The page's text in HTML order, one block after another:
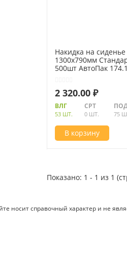
Накидка на сиденье
1300х790мм
500шт АвтоПак
2 320.00 ₽
ВЛГ
53 ШТ.
СРТ
0 ШТ. 75
В корзину
Показано: 1 - 1 из 1
носит справочный характер и не